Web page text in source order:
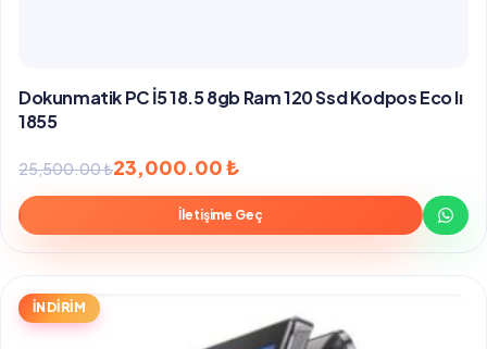
Dokunmatik PC İ5 18.5 8gb Ram 120 Ssd Kodpos Eco Iı
1855
25,500.00₺
Orijinal
fiyat:
25,500.00 ₺.
23,000.00₺
Şu
andaki
fiyat:
23,000.00 ₺.
İletişime Geç
İNDİRİM